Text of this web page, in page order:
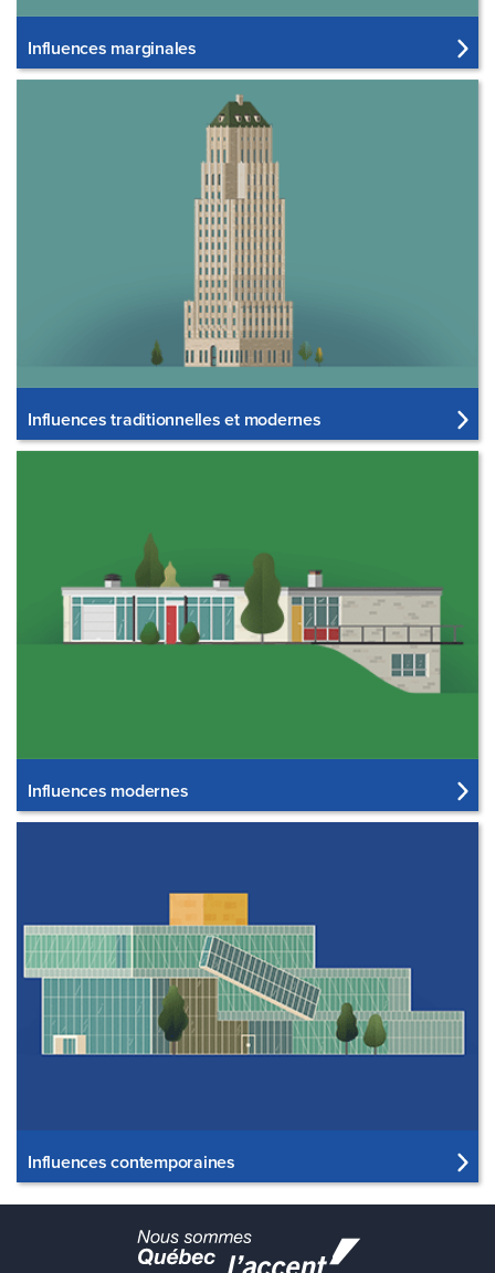
Influences marginales
Influences traditionnelles et modernes
Influences modernes
Influences contemporaines